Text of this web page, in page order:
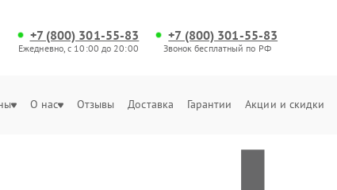
+7 (800) 301-55-83
Ежедневно, с 10:00 до 20:00
+7 (800) 301-55-83
Звонок бесплатный по РФ
О нас Отзывы Доставка Гарантии Акции и скидки